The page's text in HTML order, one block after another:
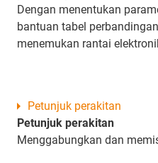
Dengan menentukan
bantuan tabel
menemukan rantai
Petunjuk perakitan
Menggabungkan dan
Petunjuk perakitan